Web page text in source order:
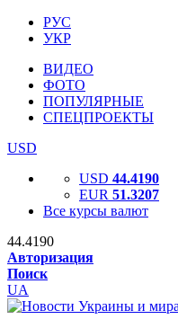
РУС
УКР
ВИДЕО
ФОТО
ПОПУЛЯРНЫЕ
СПЕЦПРОЕКТЫ
USD
USD 44.4190
EUR 51.3207
Все курсы валют
44.4190
Авторизация
Поиск
UA